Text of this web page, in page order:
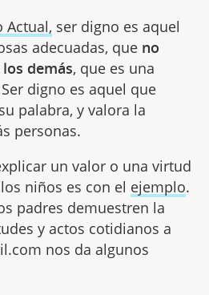
Actual, ser digno es aquel
adecuadas, que no
demás, que es una
digno es aquel que
palabra, y valora la
personas.
un valor o una virtud
niños es con el ejemplo.
padres demuestren la
y actos cotidianos a
nos da algunos